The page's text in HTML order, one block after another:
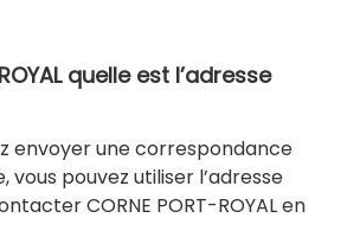
quelle est l’adresse
envoyer une correspondance
vous pouvez utiliser l’adresse
CORNE PORT-ROYAL en